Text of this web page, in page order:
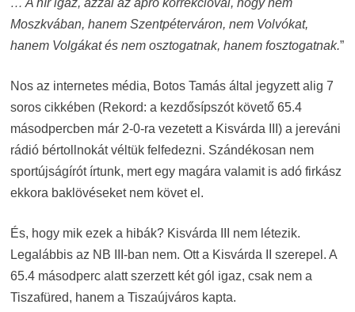
… A hír igaz, azzal az apró korrekcióval, hogy nem
Moszkvában, hanem Szentpéterváron, nem Volvókat,
hanem Volgákat és nem osztogatnak, hanem fosztogatnak.”
Nos az internetes média, Botos Tamás által jegyzett alig 7
soros cikkében (Rekord: a kezdősípszót követő 65.4
másodpercben már 2-0-ra vezetett a Kisvárda III) a jereváni
rádió bértollnokát véltük felfedezni. Szándékosan nem
sportújságírót írtunk, mert egy magára valamit is adó firkász
ekkora baklövéseket nem követ el.
És, hogy mik ezek a hibák? Kisvárda III nem létezik.
Legalábbis az NB III-ban nem. Ott a Kisvárda II szerepel. A
65.4 másodperc alatt szerzett két gól igaz, csak nem a
Tiszafüred, hanem a Tiszaújváros kapta.